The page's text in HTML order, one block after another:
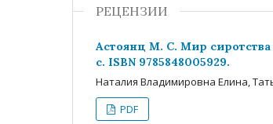
РЕЦЕНЗИИ
Астоянц М. С. Мир
с. ISBN 9785848005929.
Наталия Владимировна Елина,
PDF